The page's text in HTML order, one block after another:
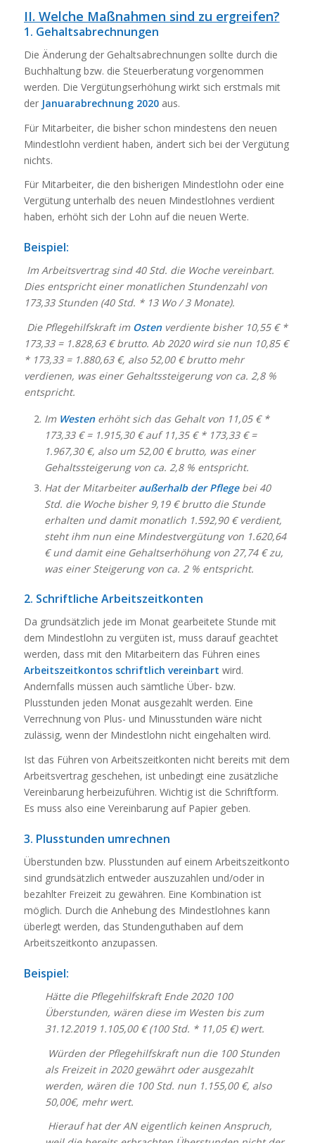
II. Welche Maßnahmen sind zu ergreifen?
1. Gehaltsabrechnungen
Die Änderung der Gehaltsabrechnungen sollte durch die
Buchhaltung bzw. die Steuerberatung vorgenommen
werden. Die Vergütungserhöhung wirkt sich erstmals mit
der Januarabrechnung 2020aus.
Für Mitarbeiter, die bisher schon mindestens den neuen
Mindestlohn verdient haben, ändert sich bei der Vergütung
nichts.
Für Mitarbeiter, die den bisherigen Mindestlohn oder eine
Vergütung unterhalb des neuen Mindestlohnes verdient
haben, erhöht sich der Lohn auf die neuen Werte.
Beispiel:
Im Arbeitsvertrag sind 40 Std. die Woche vereinbart.
Dies entspricht einer monatlichen Stundenzahl von
173,33 Stunden (40 Std. * 13 Wo / 3 Monate).
Die Pflegehilfskraft im Ostenverdiente bisher 10,55 € *
173,33 = 1.828,63 € brutto. Ab 2020 wird sie nun 10,85 €
* 173,33 = 1.880,63 €, also 52,00 € brutto mehr
verdienen, was einer Gehaltssteigerung von ca. 2,8 %
entspricht.
Im Westenerhöht sich das Gehalt von 11,05 € *
173,33 € = 1.915,30 € auf 11,35 € * 173,33 € =
1.967,30 €, also um 52,00 € brutto, was einer
Gehaltssteigerung von ca. 2,8 % entspricht.
Hat der Mitarbeiteraußerhalb der Pflegebei 40
Std. die Woche bisher 9,19 € brutto die Stunde
erhalten und damit monatlich 1.592,90 € verdient,
steht ihm nun eine Mindestvergütung von 1.620,64
€ und damit eine Gehaltserhöhung von 27,74 € zu,
was einer Steigerung von ca. 2 % entspricht.
2. Schriftliche Arbeitszeitkonten
Da grundsätzlich jede im Monat gearbeitete Stunde mit
dem Mindestlohn zu vergüten ist, muss darauf geachtet
werden, dass mit den Mitarbeitern das Führen eines
Arbeitszeitkontos schriftlich vereinbart wird.
Andernfalls müssen auch sämtliche Über- bzw.
Plusstunden jeden Monat ausgezahlt werden. Eine
Verrechnung von Plus- und Minusstunden wäre nicht
zulässig, wenn der Mindestlohn nicht eingehalten wird.
Ist das Führen von Arbeitszeitkonten nicht bereits mit dem
Arbeitsvertrag geschehen, ist unbedingt eine zusätzliche
Vereinbarung herbeizuführen. Wichtig ist die Schriftform.
Es muss also eine Vereinbarung auf Papier geben.
3. Plusstunden umrechnen
Überstunden bzw. Plusstunden auf einem Arbeitszeitkonto
sind grundsätzlich entweder auszuzahlen und/oder in
bezahlter Freizeit zu gewähren. Eine Kombination ist
möglich. Durch die Anhebung des Mindestlohnes kann
überlegt werden, das Stundenguthaben auf dem
Arbeitszeitkonto anzupassen.
Beispiel:
Hätte die Pflegehilfskraft Ende 2020 100
Überstunden, wären diese im Westen bis zum
31.12.2019 1.105,00 € (100 Std. * 11,05 €) wert.
Würden der Pflegehilfskraft nun die 100 Stunden
als Freizeit in 2020 gewährt oder ausgezahlt
werden, wären die 100 Std. nun 1.155,00 €, also
50,00€, mehr wert.
Hierauf hat der AN eigentlich keinen Anspruch,